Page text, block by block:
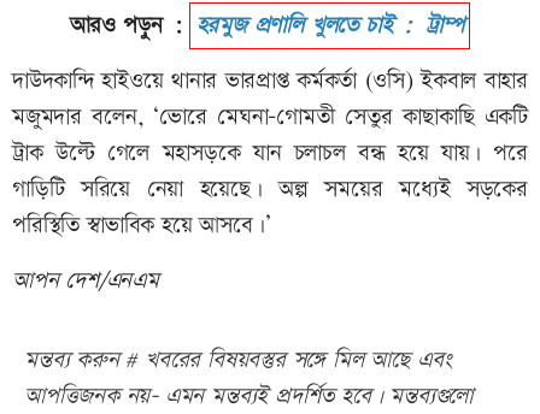
আরও পড়ুন : হরমুজ প্রণালি খুলতে চাই : ট্রাম্প
দাউদকান্দি হাইওয়ে থানার ভারপ্রাপ্ত কর্মকর্তা (ওসি) ইকবাল বাহার
মজুমদার বলেন, ‘ভোরে মেঘনা-গোমতী সেতুর কাছাকাছি একটি
ট্রাক উল্টে গেলে মহাসড়কে যান চলাচল বন্ধ হয়ে যায়। পরে
গাড়িটি সরিয়ে নেয়া হয়েছে। অল্প সময়ের মধ্যেই সড়কের
পরিস্থিতি স্বাভাবিক হয়ে আসবে।’
আপন দেশ/এনএম
মন্তব্য করুন # খবরের বিষয়বস্তুর সঙ্গে মিল আছে এবং
আপত্তিজনক নয়- এমন মন্তব্যই প্রদর্শিত হবে। মন্তব্যগুলো